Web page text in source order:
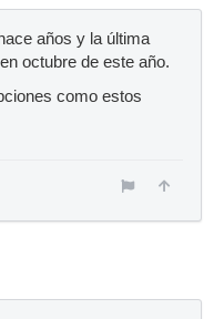
años y la última
octubre de este año.
como estos